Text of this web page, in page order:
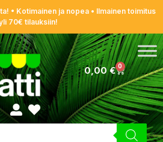
• Kotimainen ja nopea • Ilmainen toimitus
70€ tilauksiin!
0,00€ 0